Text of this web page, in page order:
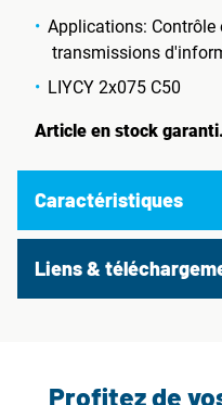
Applications: Contrôle
transmissions
LIYCY 2x075 C50
Article en stock garanti.
Caractéristiques
Liens &
Profitez de